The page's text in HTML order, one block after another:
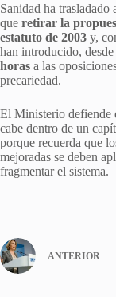
Sanidad ha trasladado
que retirar la
estatuto de 2003 y,
han introducido, desde
horas a las
precariedad.
El Ministerio defiende
cabe dentro de un
porque recuerda que
mejoradas se deben
fragmentar el sistema.
ANTERIOR